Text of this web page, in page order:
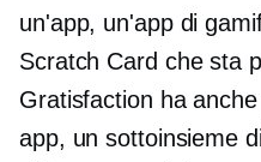
un'app, un'app di
Scratch Card che sta
Gratisfaction ha
app, un sottoinsieme